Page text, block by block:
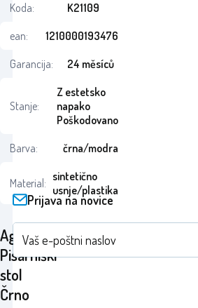
Aga
Pisarniški
stol
Črno
Koda:
K21109
ean:
1210000193476
Garancija:
24 měsíců
Stanje:
Z estetsko
napako
Poškodovano
Barva:
črna/modra
Material: sintetično
usnje/plastika
Prijava na novice